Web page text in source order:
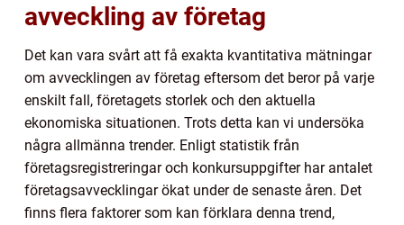
avveckling av företag
Det kan vara svårt att få exakta kvantitativa mätningar
om avvecklingen av företag eftersom det beror på varje
enskilt fall, företagets storlek och den aktuella
ekonomiska situationen. Trots detta kan vi undersöka
några allmänna trender. Enligt statistik från
företagsregistreringar och konkursuppgifter har antalet
företagsavvecklingar ökat under de senaste åren. Det
finns flera faktorer som kan förklara denna trend,